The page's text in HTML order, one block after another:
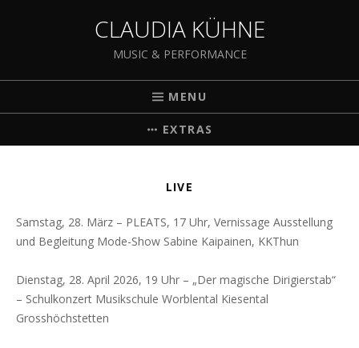
CLAUDIA KÜHNE
MUSIC & PERFORMANCE
MENU
EXTRAS
LIVE
Samstag, 28. März – PLEATS, 17 Uhr, Vernissage Ausstellung
und Begleitung Mode-Show Sabine Kaipainen, KKThun
Dienstag, 28. April 2026, 19 Uhr – „Der magische Dirigierstab“
– Schulkonzert Musikschule Worblental Kiesental
Grosshöchstetten